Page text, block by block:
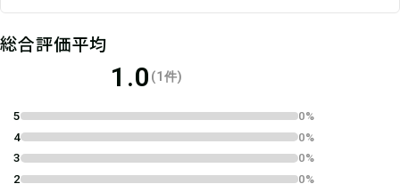
総合評価平均
1.0 (1件)
5
0%
4
0%
3
0%
2
0%